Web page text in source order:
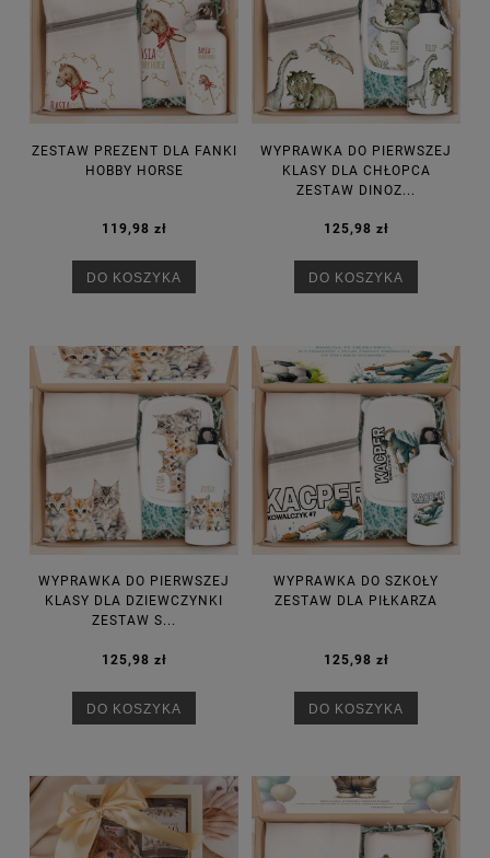
ZESTAW PREZENT DLA FANKI
HOBBY HORSE
119,98 zł
DO KOSZYKA
WYPRAWKA DO PIERWSZEJ
KLASY DLA CHŁOPCA
ZESTAW DINOZ...
125,98 zł
DO KOSZYKA
WYPRAWKA DO PIERWSZEJ
KLASY DLA DZIEWCZYNKI
ZESTAW S...
125,98 zł
DO KOSZYKA
WYPRAWKA DO SZKOŁY
ZESTAW DLA PIŁKARZA
125,98 zł
DO KOSZYKA